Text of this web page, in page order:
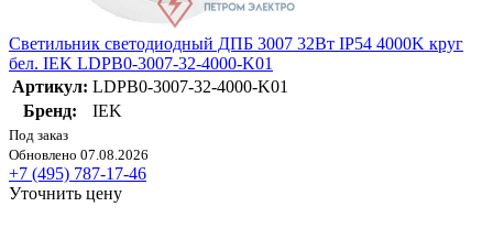
Светильник светодиодный ДПБ 3007 32Вт IP54 4000K круг
бел. IEK LDPB0-3007-32-4000-K01
Артикул: LDPB0-3007-32-4000-K01
Бренд:
IEK
Под заказ
Обновлено 07.08.2026
+7 (495) 787-17-46
Уточнить цену